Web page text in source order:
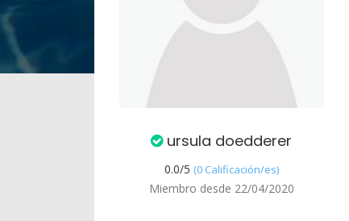
ursula doedderer
0.0/5 (0 Calificación/es)
Miembro desde 22/04/2020